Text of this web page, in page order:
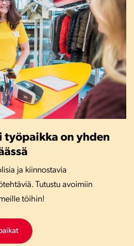
työpaikka on yhden
ja kiinnostavia
Tutustu avoimiin
töihin!